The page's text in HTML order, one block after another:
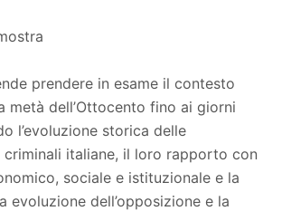
prendere in esame il contesto
metà dell’Ottocento fino ai giorni
l’evoluzione storica delle
italiane, il loro rapporto con
sociale e istituzionale e la
evoluzione dell’opposizione e la